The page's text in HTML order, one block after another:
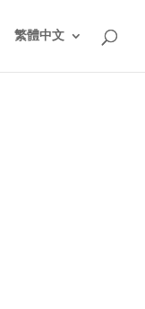
繁體中文